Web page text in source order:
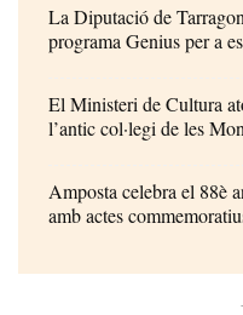
La Diputació de
programa Genius per a
El Ministeri de Cultura
l’antic col·legi de les
Amposta celebra el 88è
amb actes